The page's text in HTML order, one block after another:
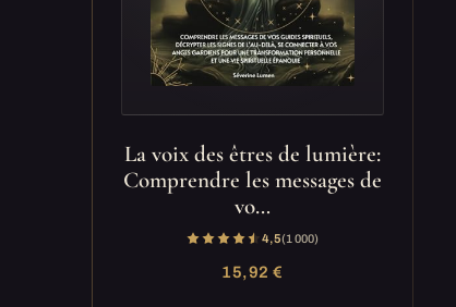
La voix des êtres de lumière:
Comprendre les messages de
vo…
4,5(1 000)
15,92 €